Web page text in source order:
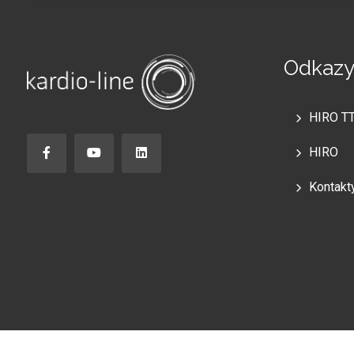
internetu hledal nové možnosti – vysvětluje
fyzioterapeut – narazil jsem na Hilterapii® a
HIRO 3.0. Ihned mě zaujaly, protože jsem zjistil,
Odkazy
HIRO
HIRO